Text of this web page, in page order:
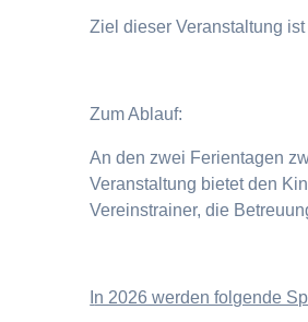
Ziel dieser Veranstaltung
Zum Ablauf:
An den zwei Ferientagen
Veranstaltung bietet den
Vereinstrainer, die
n 2026 werden folgende